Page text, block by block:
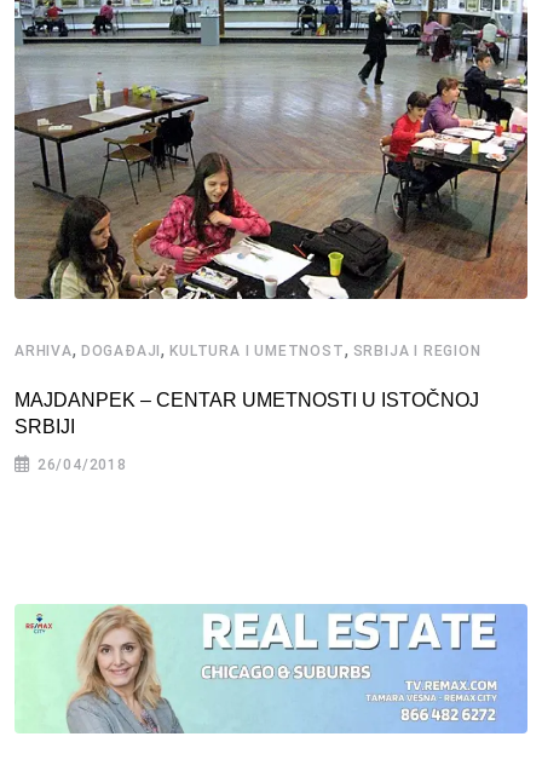
ARHIVA, DOGAĐAJI,KULTURA I UMETNOST, SRBIJA I REGION
MAJDANPEK – CENTAR UMETNOSTI U ISTOČNOJ
SRBIJI
26/04/2018